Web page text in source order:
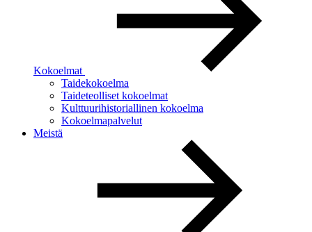
Kokoelmat
Taidekokoelma
Taideteolliset kokoelmat
Kulttuurihistoriallinen kokoelma
Kokoelmapalvelut
Meistä